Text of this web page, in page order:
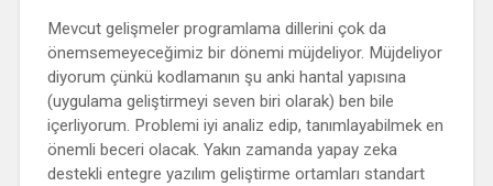
Mevcut gelişmeler programlama dillerini çok da
önemsemeyeceğimiz bir dönemi müjdeliyor. Müjdeliyor
diyorum çünkü kodlamanın şu anki hantal yapısına
(uygulama geliştirmeyi seven biri olarak) ben bile
içerliyorum. Problemi iyi analiz edip, tanımlayabilmek en
önemli beceri olacak. Yakın zamanda yapay zeka
destekli entegre yazılım geliştirme ortamları standart